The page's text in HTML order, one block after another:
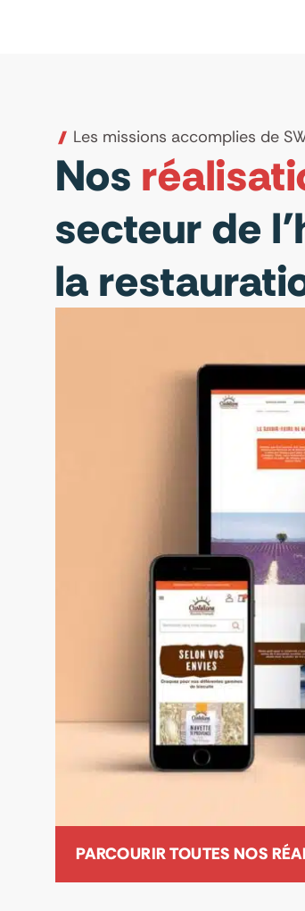
Les missions accomplies de
Nos
secteur de
la
PARCOURIR TOUTES NOS